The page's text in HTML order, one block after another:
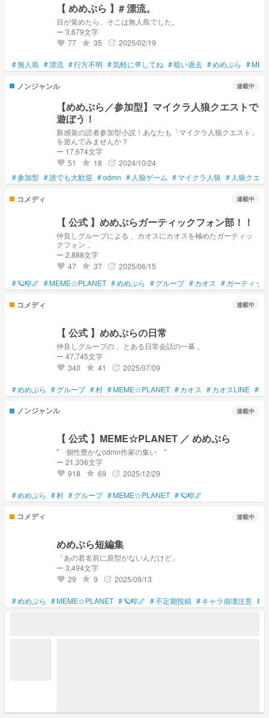
【 めめぷら 】# 漂流。
目が覚めたら、そこは無人島でした。
ー 3,679文字
favorite 77 grade 35 update 2025/02/19
#無人島 #漂流 #行方不明 #気軽に💬してね #暗い過去 #めめぷら #
ノンジャンル 連載中
【めめぷら／参加型】マイクラ人狼クエストで
遊ぼう！
新感覚の読者参加型小説！あなたも「マイクラ人狼クエスト」
を遊んでみませんか？
ー 17,674文字
favorite 51 grade 18 update 2024/10/24
#参加型 #誰でも大歓迎 #odmn # 人狼ゲーム #マイクラ人狼 # 人狼クエ
コメディ 連載中
【 公式 】めめぷらガーティックフォン部！！
仲良しグループによる 、カオスにカオスを極めたガーティッ
クフォン 。
ー 2,888文字
favorite 47 grade 37 update 2025/06/15
#🪐🎼🌌 #MEME☆PLANET #めめぷら #グループ #カオス #ガーティッ
コメディ 連載中
【 公式 】めめぷらの日常
仲良しグループの 、とある日常会話の一幕 。
ー 47,745文字
favorite 340 grade 41 update 2025/07/09
#めめぷら #グループ #村 #MEME☆PLANET #カオス #カオスLINE #
ノンジャンル 連載中
【 公式 】MEME☆PLANET ／ めめぷら
" 個性豊かなodmn作家の集い "
ー 21,336文字
favorite 918 grade 69 update 2025/12/29
#めめぷら #村 #グループ #MEME☆PLANET #🪐🎼🌌
コメディ 連載中
めめぷら短編集
「あの君名前に原型がないんだけど」
ー 3,494文字
favorite 29 grade 9 update 2025/09/13
#めめぷら #MEME☆PLANET #🪐🎼🌌 #不定期投稿 #キャラ崩壊注意 #